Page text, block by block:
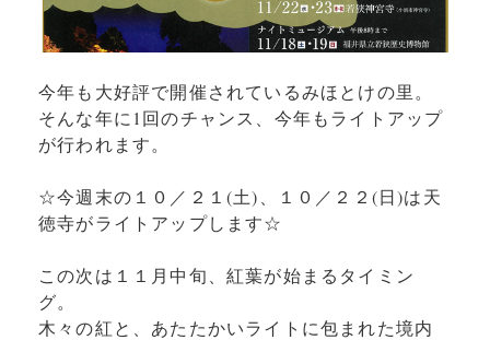
今年も大好評で開催されているみほとけの里。
そんな年に1回のチャンス、今年もライトアップ
が行われます。
☆今週末の１０／２１(土)、１０／２２(日)は天
徳寺がライトアップします☆
この次は１１月中旬、紅葉が始まるタイミン
グ。
木々の紅と、あたたかいライトに包まれた境内